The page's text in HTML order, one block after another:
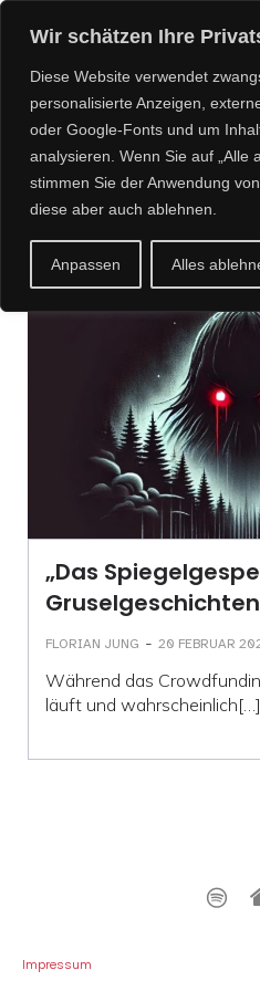
Wir schätzen Ihre
Diese Website verwendet
personalisierte Anzeigen,
oder Google-Fonts und um
analysieren. Wenn Sie auf „Alle
stimmen Sie der Anwendung
diese aber auch ablehnen.
Anpassen Alles
CREEPY
MEDIA
Posts about
„Das
Gruselgeschichten
FLORIAN JUNG - 20 FEBRUAR
Während das
läuft und wahrscheinlich[…]
Impressum